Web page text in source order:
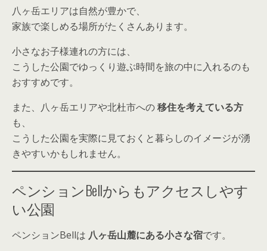
八ヶ岳エリアは自然が豊かで、
家族で楽しめる場所がたくさんあります。
小さなお子様連れの方には、
こうした公園でゆっくり遊ぶ時間を旅の中に入れるのも
おすすめです。
また、八ヶ岳エリアや北杜市への移住を考えている方
も、
こうした公園を実際に見ておくと暮らしのイメージが湧
きやすいかもしれません。
ペンションBellからもアクセスしやす
い公園
ペンションBellは 八ヶ岳山麓にある小さな宿です。